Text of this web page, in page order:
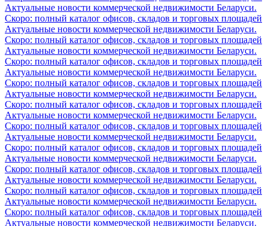
Актуальные новости коммерческой недвижимости Беларуси.
Скоро: полный каталог офисов, складов и торговых площадей
Актуальные новости коммерческой недвижимости Беларуси.
Скоро: полный каталог офисов, складов и торговых площадей
Актуальные новости коммерческой недвижимости Беларуси.
Скоро: полный каталог офисов, складов и торговых площадей
Актуальные новости коммерческой недвижимости Беларуси.
Скоро: полный каталог офисов, складов и торговых площадей
Актуальные новости коммерческой недвижимости Беларуси.
Скоро: полный каталог офисов, складов и торговых площадей
Актуальные новости коммерческой недвижимости Беларуси.
Скоро: полный каталог офисов, складов и торговых площадей
Актуальные новости коммерческой недвижимости Беларуси.
Скоро: полный каталог офисов, складов и торговых площадей
Актуальные новости коммерческой недвижимости Беларуси.
Скоро: полный каталог офисов, складов и торговых площадей
Актуальные новости коммерческой недвижимости Беларуси.
Скоро: полный каталог офисов, складов и торговых площадей
Актуальные новости коммерческой недвижимости Беларуси.
Скоро: полный каталог офисов, складов и торговых площадей
Актуальные новости коммерческой недвижимости Беларуси.